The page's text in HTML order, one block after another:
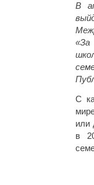
В
«За
С
или
в